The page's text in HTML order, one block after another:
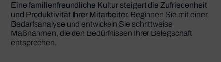
Eine familienfreundliche Kultur steigert die Zufriedenheit
und Produktivität Ihrer Mitarbeiter. Beginnen Sie mit einer
Bedarfsanalyse und entwickeln Sie schrittweise
Maßnahmen, die den Bedürfnissen Ihrer Belegschaft
entsprechen.